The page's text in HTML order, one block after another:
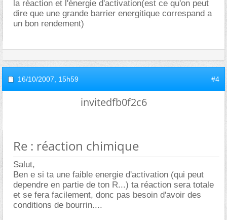
la réaction et l'énergie d'activation(est ce qu'on peut
dire que une grande barrier energitique correspand a
un bon rendement)
16/10/2007, 15h59 #4
invitedfb0f2c6
Re : réaction chimique
Salut,
Ben e si ta une faible energie d'activation (qui peut
dependre en partie de ton R...) ta réaction sera totale
et se fera facilement, donc pas besoin d'avoir des
conditions de bourrin....